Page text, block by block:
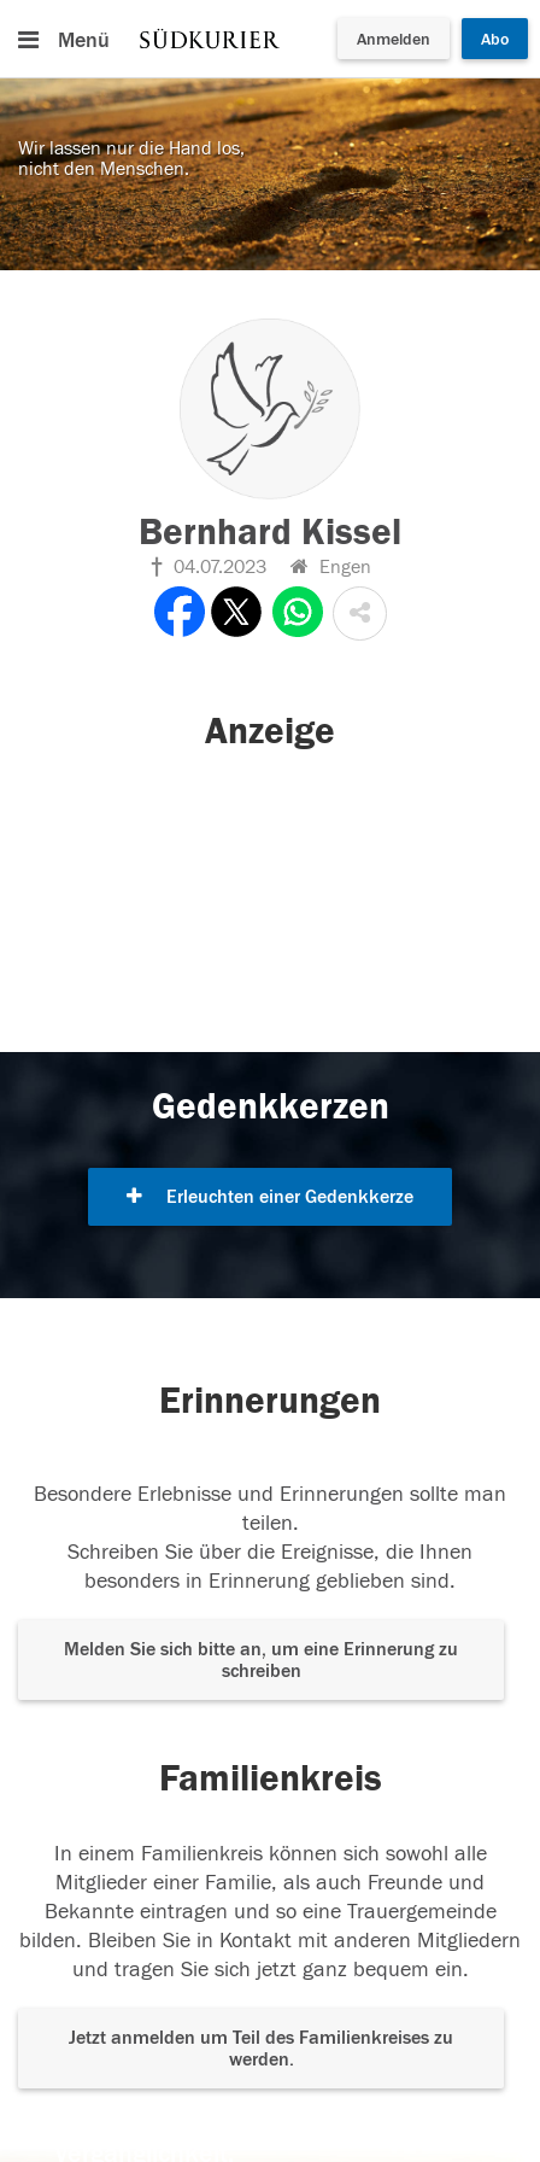
Menü Anmelden Abo
Wir lassen nur die Hand los,
nicht den Menschen.
Bernhard Kissel
04.07.2023 Engen
Anzeige
Gedenkkerzen
Erleuchten einer Gedenkkerze
Erinnerungen
Besondere Erlebnisse und Erinnerungen sollte man
teilen.
Schreiben Sie über die Ereignisse, die Ihnen
besonders in Erinnerung geblieben sind.
Melden Sie sich bitte an, um eine Erinnerung zu
schreiben
Familienkreis
In einem Familienkreis können sich sowohl alle
Mitglieder einer Familie, als auch Freunde und
Bekannte eintragen und so eine Trauergemeinde
bilden. Bleiben Sie in Kontakt mit anderen Mitgliedern
und tragen Sie sich jetzt ganz bequem ein.
Jetzt anmelden um Teil des Familienkreises zu
werden.